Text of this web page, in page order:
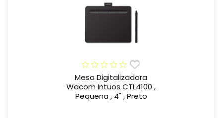
Mesa Digitalizadora
Wacom Intuos CTL4100 ,
Pequena , 4" , Preto